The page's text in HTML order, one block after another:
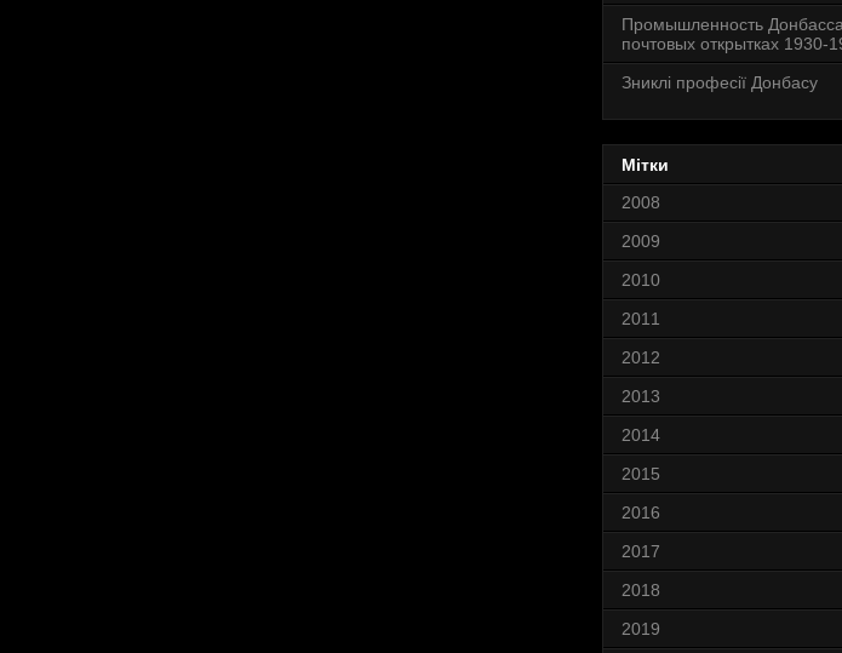
Промышленность
почтовых открытках 1930-
Зниклі професії Донбасу
Мітки
2008
2009
2010
2011
2012
2013
2014
2015
2016
2017
2018
2019